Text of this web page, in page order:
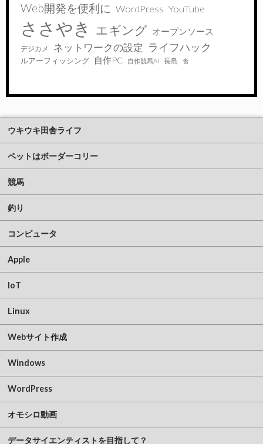
Web開発を便利に WordPress YouTube
ささやき エギング オープンソース
デジカメ ネットワークの設定 ライフハック
ルアーフィッシング 自作PC 自作競馬AI 長島 食
ウキウキ田舎ライフ
ペットはボーダーコリー
競馬
釣り
コンピュータ
Apple
IoT
Linux
Webサイト作成
Windows
WordPress
オモシロ動画
データサイエンティストを目指して？